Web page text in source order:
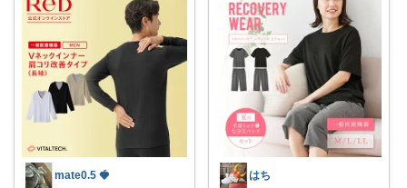
mate0.5 🍓 はち